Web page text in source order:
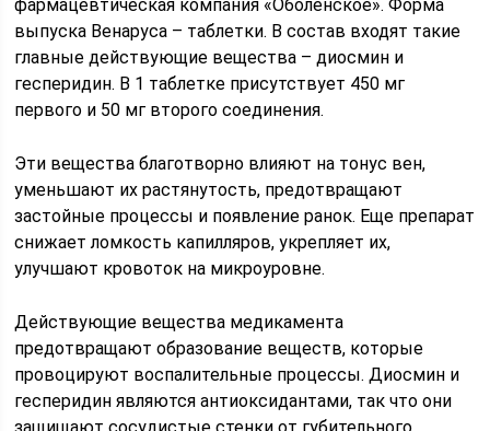
фармацевтическая компания «Оболенское». Форма
выпуска Венаруса – таблетки. В состав входят такие
главные действующие вещества – диосмин и
гесперидин. В 1 таблетке присутствует 450 мг
первого и 50 мг второго соединения.
Эти вещества благотворно влияют на тонус вен,
уменьшают их растянутость, предотвращают
застойные процессы и появление ранок. Еще препарат
снижает ломкость капилляров, укрепляет их,
улучшают кровоток на микроуровне.
Действующие вещества медикамента
предотвращают образование веществ, которые
провоцируют воспалительные процессы. Диосмин и
гесперидин являются антиоксидантами, так что они